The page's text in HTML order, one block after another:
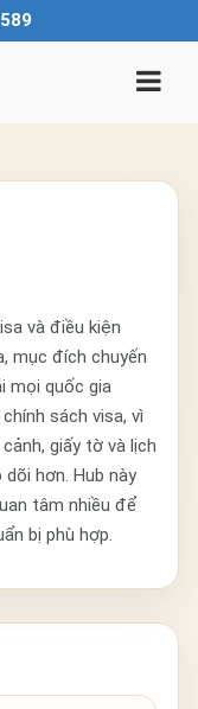
và điều kiện
mục đích chuyến
mọi quốc gia
sách visa, vì
giấy tờ và lịch
hơn. Hub này
tâm nhiều để
bị phù hợp.